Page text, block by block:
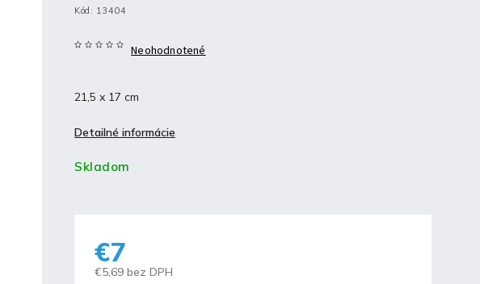
Kód: 13404
Neohodnotené
21,5 x 17 cm
Detailné informácie
Skladom
€7
€5,69 bez DPH